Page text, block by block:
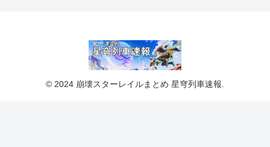
© 2024 崩壊スターレイルまとめ 星穹列車速報.